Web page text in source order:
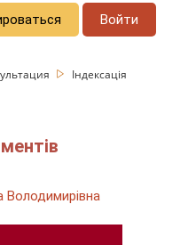
Войти
Індексація
Володимирівна